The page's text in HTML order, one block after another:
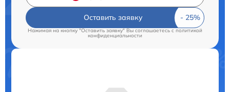
Оставить заявку
Нажимая на кнопку "Оставить заявку" Вы соглашаетесь cполитикой
конфиденциальности